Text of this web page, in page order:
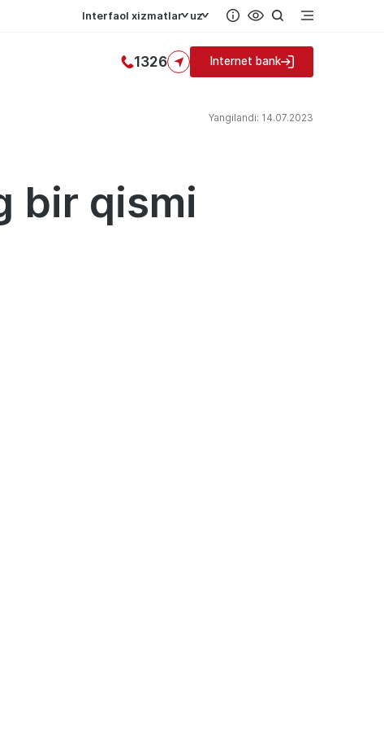
Interfaol xizmatlar uz
1326 Internet bank
Yangilandi: 14.07.2023
bir qismi